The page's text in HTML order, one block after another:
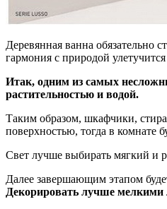
Деревянная ванна обязательно
гармония с природой
Итак, одним из самых
растительностью и водой.
Таким образом, шкафчики,
поверхностью, тогда в комнате
Свет лучше выбирать мягкий и
Далее завершающим этапом
Декорировать лучше мелкими